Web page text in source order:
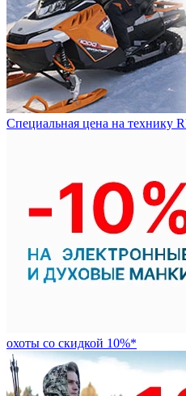
Специальная цена на технику
охоты со скидкой 10%*